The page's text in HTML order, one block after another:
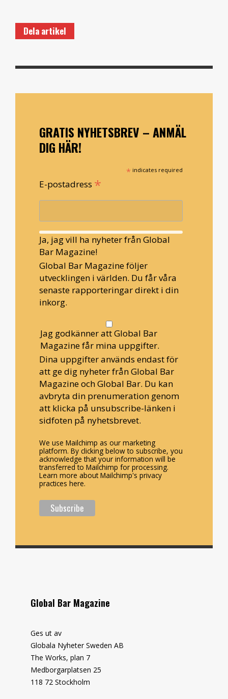
Dela artikel
GRATIS NYHETSBREV – ANMÄL
DIG HÄR!
* indicates required
E-postadress *
Ja, jag vill ha nyheter från Global
Bar Magazine!
Global Bar Magazine följer
utvecklingen i världen. Du får våra
senaste rapporteringar direkt i din
inkorg.
Jag godkänner att Global Bar
Magazine får mina uppgifter.
Dina uppgifter används endast för
att ge dig nyheter från Global Bar
Magazine och Global Bar. Du kan
avbryta din prenumeration genom
att klicka på unsubscribe-länken i
sidfoten på nyhetsbrevet.
We use Mailchimp as our marketing
platform. By clicking below to subscribe, you
acknowledge that your information will be
transferred to Mailchimp for processing.
Learn more about Mailchimp's privacy
practices here.
Global Bar Magazine
Ges ut av
Globala Nyheter Sweden AB
The Works, plan 7
Medborgarplatsen 25
118 72 Stockholm